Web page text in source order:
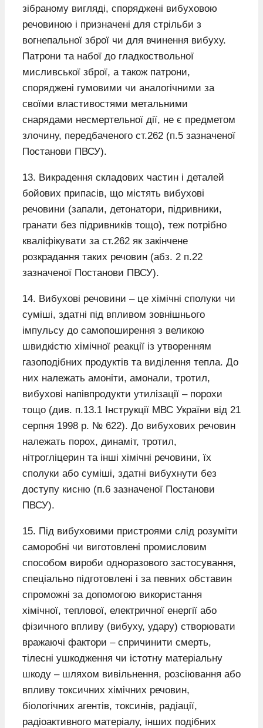
зібраному вигляді, споряджені вибуховою
речовиною і призначені для стрільби з
вогнепальної зброї чи для вчинення вибуху.
Патрони та набої до гладкоствольної
мисливської зброї, а також патрони,
споряджені гумовими чи аналогічними за
своїми властивостями метальними
снарядами несмертельної дії, не є предметом
злочину, передбаченого ст.262 (п.5 зазначеної
Постанови ПВСУ).
13. Викрадення складових частин і деталей
бойових припасів, що містять вибухові
речовини (запали, детонатори, підривники,
гранати без підривників тощо), теж потрібно
кваліфікувати за ст.262 як закінчене
розкрадання таких речовин (абз. 2 п.22
зазначеної Постанови ПВСУ).
14. Вибухові речовини – це хімічні сполуки чи
суміші, здатні під впливом зовнішнього
імпульсу до самопоширення з великою
швидкістю хімічної реакції із утворенням
газоподібних продуктів та виділення тепла. До
них належать амоніти, амонали, тротил,
вибухові напівпродукти утилізації – порохи
тощо (див. п.13.1 Інструкції МВС України від 21
серпня 1998 р. № 622). До вибухових речовин
належать порох, динаміт, тротил,
нітрогліцерин та інші хімічні речовини, їх
сполуки або суміші, здатні вибухнути без
доступу кисню (п.6 зазначеної Постанови
ПВСУ).
15. Під вибуховими пристроями слід розуміти
саморобні чи виготовлені промисловим
способом вироби одноразового застосування,
спеціально підготовлені і за певних обставин
спроможні за допомогою використання
хімічної, теплової, електричної енергії або
фізичного впливу (вибуху, удару) створювати
вражаючі фактори – спричинити смерть,
тілесні ушкодження чи істотну матеріальну
шкоду – шляхом вивільнення, розсіювання або
впливу токсичних хімічних речовин,
біологічних агентів, токсинів, радіації,
радіоактивного матеріалу, інших подібних